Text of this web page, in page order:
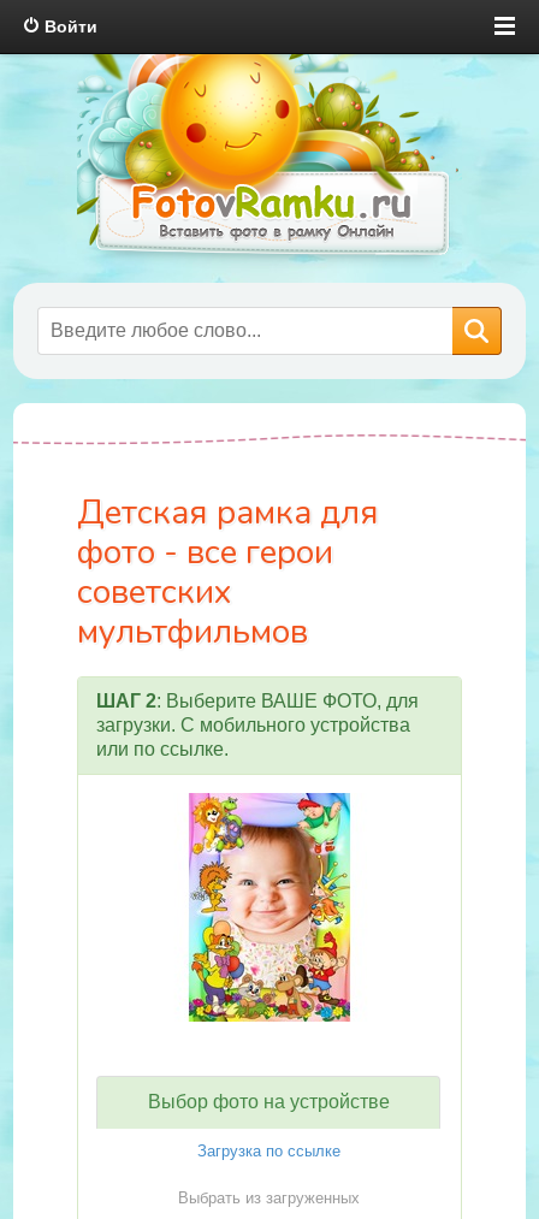
Войти
Детская рамка для
фото - все герои
советских
мультфильмов
ШАГ 2: Выберите ВАШЕ ФОТО, для
загрузки. С мобильного устройства
или по ссылке.
Выбор фото на устройстве
Загрузка по ссылке
Выбрать из загруженных